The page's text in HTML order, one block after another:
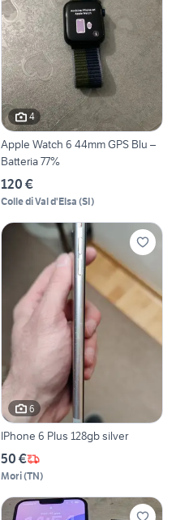
4
Apple Watch 6 44mm GPS Blu –
Batteria 77%
120 €
Colle di Val d'Elsa (SI)
6
IPhone 6 Plus 128gb silver
50 €
Mori(TN)